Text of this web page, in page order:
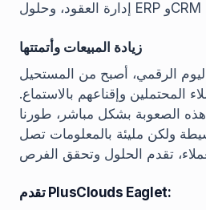
زيادة المبيعات وأتمتتها
الرقمي، أصبح من المستحيل
المحتملين وإقناعهم بالاستماع.
هذه الصعوبة بشكل مباشر، طورنا
ولكن مليئة بالمعلومات تصل
تقدم PlusClouds Eaglet: